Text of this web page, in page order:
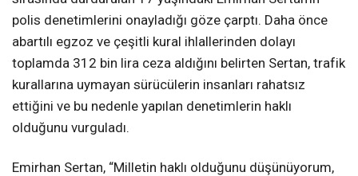
polis denetimlerini onayladığı göze çarptı. Daha önce
abartılı egzoz ve çeşitli kural ihlallerinden dolayı
toplamda 312 bin lira ceza aldığını belirten Sertan, trafik
kurallarına uymayan sürücülerin insanları rahatsız
ettiğini ve bu nedenle yapılan denetimlerin haklı
olduğunu vurguladı.
Emirhan Sertan, “Milletin haklı olduğunu düşünüyorum,